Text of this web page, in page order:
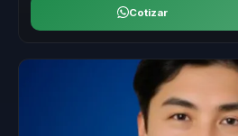
Cotizar